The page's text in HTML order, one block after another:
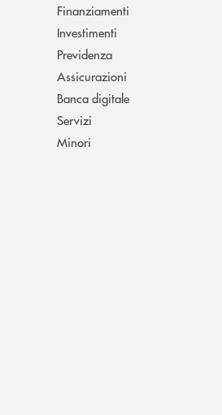
Finanziamenti
Investimenti
Previdenza
Assicurazioni
Banca digitale
Servizi
Minori